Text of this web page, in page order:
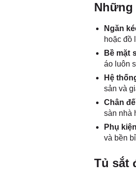
Những
Ngăn
hoặc đồ
Bề mặt
áo luôn
Hệ
sản và
Chân
sàn nhà
Phụ
và bền
Tủ sắt